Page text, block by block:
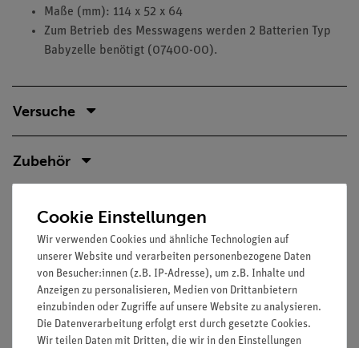
Maße (mm): 114 x 52 x 64
Zum Betrieb des Messwagens werden 2 Batterien Typ
Babyzelle benötigt (07400-00).
Versuche
Zubehör
Media / Downloads
Kunden interessierten sich auch
für…
Cookie Einstellungen
Wir verwenden Cookies und ähnliche Technologien auf
unserer Website und verarbeiten personenbezogene Daten
von Besucher:innen (z.B. IP-Adresse), um z.B. Inhalte und
Anzeigen zu personalisieren, Medien von Drittanbietern
einzubinden oder Zugriffe auf unsere Website zu analysieren.
Die Datenverarbeitung erfolgt erst durch gesetzte Cookies.
Wir teilen Daten mit Dritten, die wir in den Einstellungen